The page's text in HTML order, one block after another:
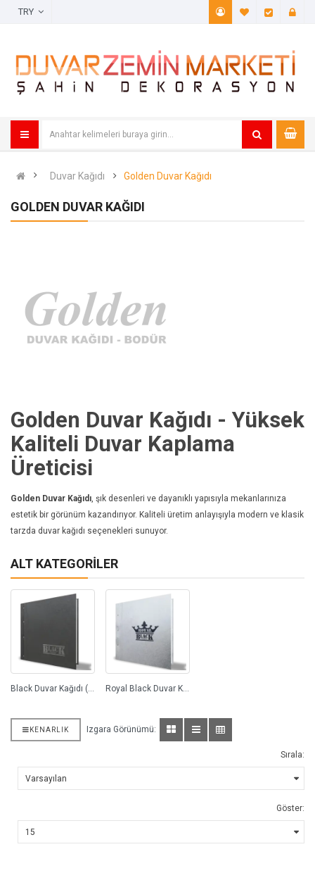
A. Listem
Duvar Kağıdı Golden Duvar Kağıdı
GOLDEN DUVAR KAĞIDI
Golden Duvar Kağıdı - Yüksek
Kaliteli Duvar Kaplama
Üreticisi
Golden Duvar Kağıdı, şık desenleri ve dayanıklı yapısıyla mekanlarınıza
estetik bir görünüm kazandırıyor. Kaliteli üretim anlayışıyla modern ve klasik
tarzda duvar kağıdı seçenekleri sunuyor.
ALT KATEGORILER
Black Duvar Kağıdı (76) Royal Black Duvar Kağıdı (98)
KENARLIK Izgara Görünümü:
Sırala:
Göster: